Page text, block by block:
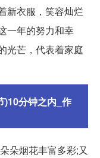
新衣服，笑容灿烂
一年的努力和幸
光芒，代表着家庭
)10分钟之内_作
朵烟花丰富多彩;又